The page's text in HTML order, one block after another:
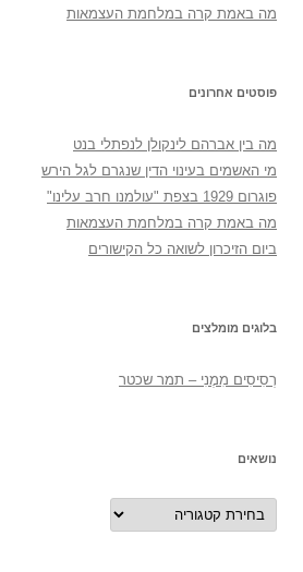
מה באמת קרה במלחמת העצמאות
פוסטים אחרונים
מה בין אברהם לינקולן לנפתלי בנט
מי האשמים בעינוי הדין שנגרם לגל הירש
פוגרום 1929 בצפת "עולמנו חרב עלינו"
מה באמת קרה במלחמת העצמאות
ביום הזיכרון לשואה כל הקישורים
בלוגים מומלצים
רְסִיסִים מִמֶנִי – תמר שכטר
נושאים
נושאים